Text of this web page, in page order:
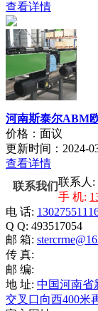
查看详情
河南斯泰尔ABM
价格：面议
更新时间：2024-
查看详情
联系我们联系人:
手 机:
电 话:
Q Q: 493517054
邮 箱:
传 真:
邮 编:
地 址: 中国河南省
交叉口向西400米